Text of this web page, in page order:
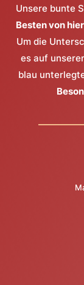
Unsere bunte
Besten von hier
Um die
es auf
blau